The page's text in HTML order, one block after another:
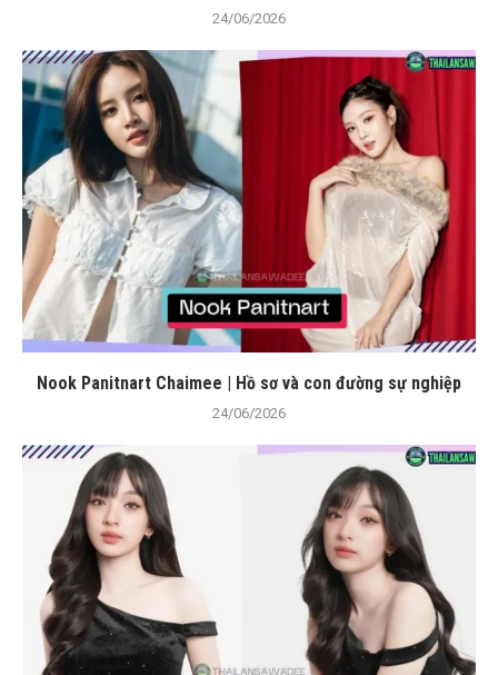
24/06/2026
Nook Panitnart Chaimee | Hồ sơ và con đường sự nghiệp
24/06/2026